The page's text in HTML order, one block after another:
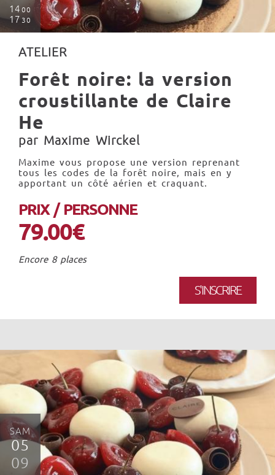
14 00
17 30
ATELIER
Forêt noire: la version
croustillante de Claire
He
par Maxime Wirckel
Maxime vous propose une version reprenant
tous les codes de la forêt noire, mais en y
apportant un côté aérien et craquant.
PRIX / PERSONNE
79.00€
Encore 8 places
S'INSCRIRE
SAM
05
09